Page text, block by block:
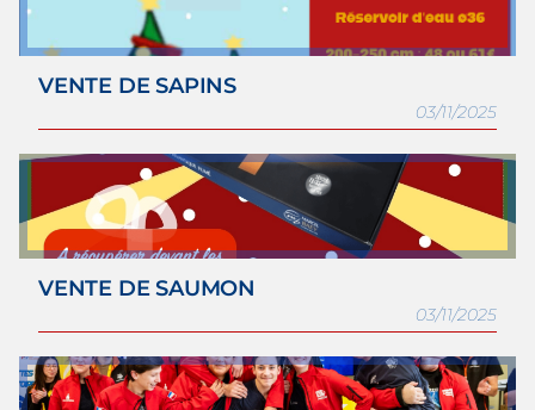
VENTE DE SAPINS
03/11/2025
VENTE DE SAUMON
03/11/2025